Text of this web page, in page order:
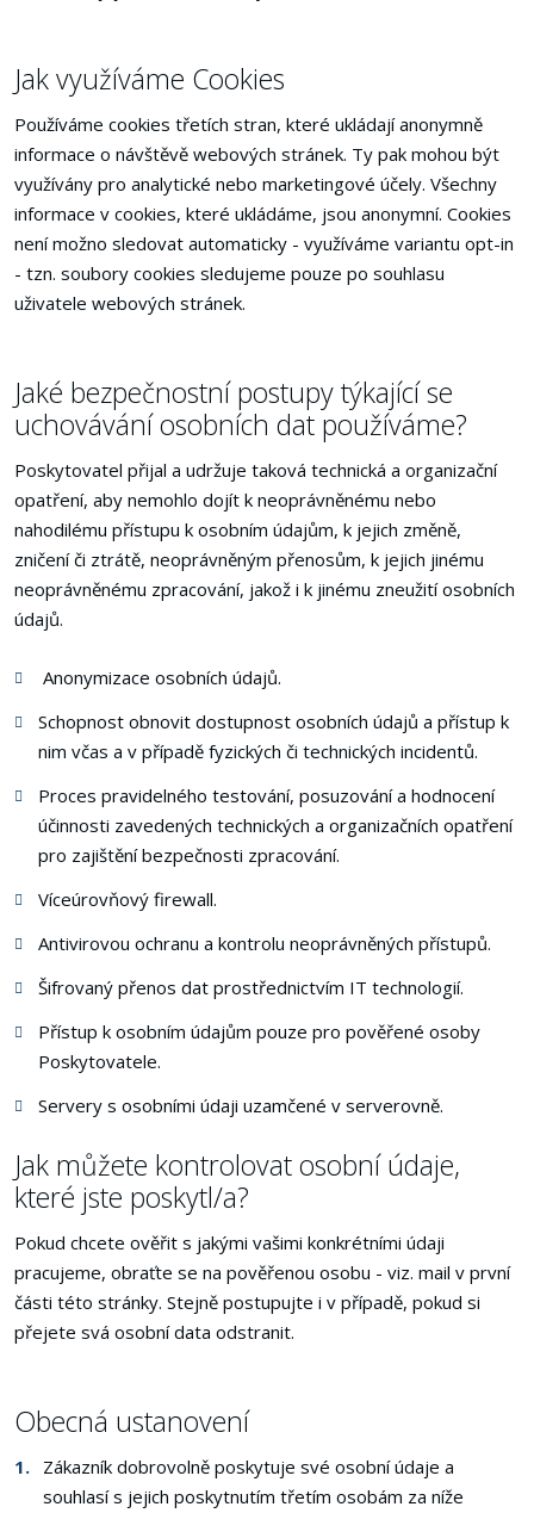
Jak využíváme Cookies
Používáme cookies třetích stran, které ukládají anonymně
informace o návštěvě webových stránek. Ty pak mohou být
využívány pro analytické nebo marketingové účely. Všechny
informace v cookies, které ukládáme, jsou anonymní. Cookies
není možno sledovat automaticky - využíváme variantu opt-in
- tzn. soubory cookies sledujeme pouze po souhlasu
uživatele webových stránek.
Jaké bezpečnostní postupy týkající se
uchovávání osobních dat používáme?
Poskytovatel přijal a udržuje taková technická a organizační
opatření, aby nemohlo dojít k neoprávněnému nebo
nahodilému přístupu k osobním údajům, k jejich změně,
zničení či ztrátě, neoprávněným přenosům, k jejich jinému
neoprávněnému zpracování, jakož i k jinému zneužití osobních
údajů.
Anonymizace osobních údajů.
Schopnost obnovit dostupnost osobních údajů a přístup k
nim včas a v případě fyzických či technických incidentů.
Proces pravidelného testování, posuzování a hodnocení
účinnosti zavedených technických a organizačních opatření
pro zajištění bezpečnosti zpracování.
Víceúrovňový firewall.
Antivirovou ochranu a kontrolu neoprávněných přístupů.
Šifrovaný přenos dat prostřednictvím IT technologií.
Přístup k osobním údajům pouze pro pověřené osoby
Poskytovatele.
Servery s osobními údaji uzamčené v serverovně.
Jak můžete kontrolovat osobní údaje,
které jste poskytl/a?
Pokud chcete ověřit s jakými vašimi konkrétními údaji
pracujeme, obraťte se na pověřenou osobu - viz. mail v první
části této stránky. Stejně postupujte i v případě, pokud si
přejete svá osobní data odstranit.
Obecná ustanovení
Zákazník dobrovolně poskytuje své osobní údaje a
souhlasí s jejich poskytnutím třetím osobám za níže